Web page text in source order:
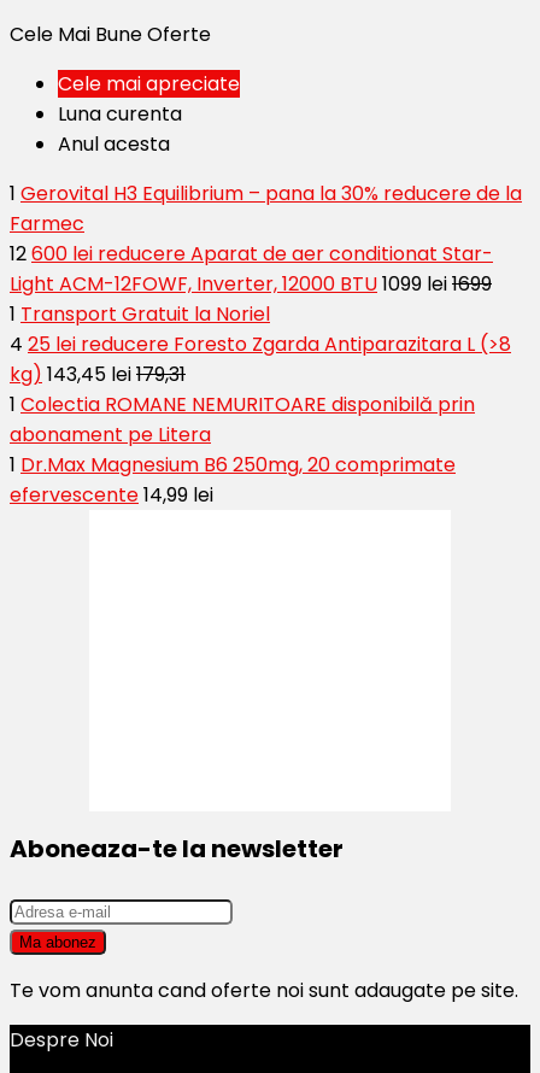
Cele Mai Bune Oferte
Cele mai apreciate
Luna curenta
Anul acesta
1 Gerovital H3 Equilibrium – pana la 30% reducere de la
Farmec
12600 lei reducere Aparat de aer conditionat Star-
Light ACM-12FOWF, Inverter, 12000 BTU1099 lei1699
1 Transport Gratuit la Noriel
4 25 lei reducere Foresto Zgarda Antiparazitara L (>8
kg) 143,45 lei179,31
1 Colectia ROMANE NEMURITOARE disponibilă prin
abonament pe Litera
1 Dr.Max Magnesium B6 250mg, 20 comprimate
efervescente14,99 lei
Aboneaza-te la newsletter
Te vom anunta cand oferte noi sunt adaugate pe site.
Despre Noi